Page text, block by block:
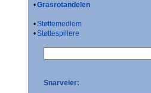
•Grasrotandelen
•Støttemedlem
•Støttespillere
Snarveier: